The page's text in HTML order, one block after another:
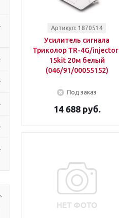
Артикул: 1870514
Усилитель сигнала
Триколор TR-4G/
15kit 20м белый
(046/91/00055152)
Под заказ
14 688 руб.